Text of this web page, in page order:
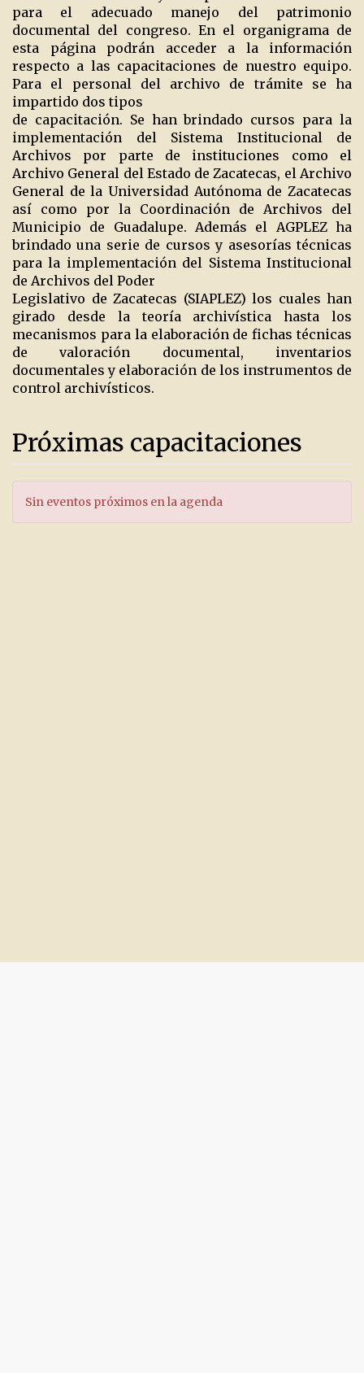
para el adecuado manejo del patrimonio
documental del congreso. En el organigrama de
esta página podrán acceder a la información
respecto a las capacitaciones de nuestro equipo.
Para el personal del archivo de trámite se ha
impartido dos tipos
de capacitación. Se han brindado cursos para la
implementación del Sistema Institucional de
Archivos por parte de instituciones como el
Archivo General del Estado de Zacatecas, el Archivo
General de la Universidad Autónoma de Zacatecas
así como por la Coordinación de Archivos del
Municipio de Guadalupe. Además el AGPLEZ ha
brindado una serie de cursos y asesorías técnicas
para la implementación del Sistema Institucional
de Archivos del Poder
Legislativo de Zacatecas (SIAPLEZ) los cuales han
girado desde la teoría archivística hasta los
mecanismos para la elaboración de fichas técnicas
de valoración documental, inventarios
documentales y elaboración de los instrumentos de
control archivísticos.
Próximas capacitaciones
Sin eventos próximos en la agenda